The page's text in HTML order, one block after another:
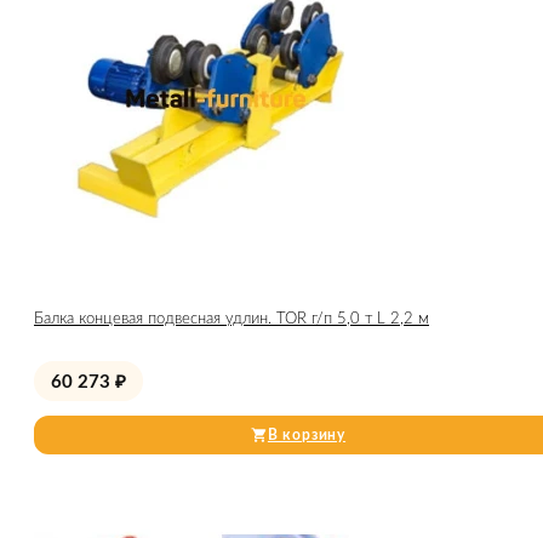
Балка концевая подвесная удлин. TOR г/п 5,0 т L 2,2 м
60 273 ₽
В корзину